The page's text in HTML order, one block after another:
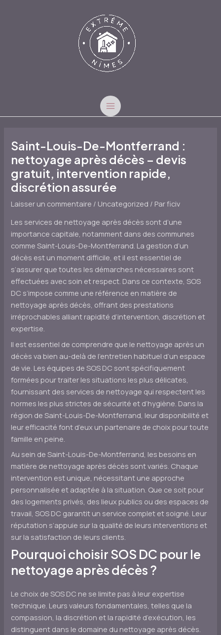
MAIN
Saint-Louis-De-Montferrand :
nettoyage après décès – devis
gratuit, intervention rapide,
discrétion assurée
Laisser un commentaire / Uncategorized / Parficiv
Les services de nettoyage après décès sont d’une
importance capitale, notamment dans des communes
comme Saint-Louis-De-Montferrand. La gestion d’un
décès est un moment difficile, et il est essentiel de
s’assurer que toutes les démarches nécessaires sont
effectuées avec soin et respect. Dans ce contexte, SOS
DC s’impose comme une référence en matière de
nettoyage après décès, offrant des prestations
irréprochables alliant rapidité d’intervention, discrétion et
expertise.
Il est essentiel de comprendre que le nettoyage après un
décès va bien au-delà de l’entretien habituel d’un espace
de vie. Les équipes de SOS DC sont spécifiquement
formées pour traiter les situations les plus délicates,
fournissant des services de nettoyage qui respectent les
normes les plus strictes de sécurité et d’hygiène. Dans la
région de Saint-Louis-De-Montferrand, leur disponibilité et
leur efficacité font d’eux un partenaire de choix pour toute
famille en peine.
Au sein de Saint-Louis-De-Montferrand, les besoins en
matière de nettoyage après décès sont variés. Chaque
intervention est unique, nécessitant une approche
personnalisée et adaptée à la situation. Que ce soit pour
des logements privés, des lieux publics ou des espaces de
travail, SOS DC garantit un service complet et soigné. Leur
réputation s’appuie sur la qualité de leurs interventions et
sur la satisfaction de leurs clients.
Pourquoi choisir SOS DC pour le
nettoyage après décès ?
Le choix de SOS DC ne se limite pas à leur expertise
technique. Leurs valeurs fondamentales, telles que la
compassion, la discrétion et la rapidité d’exécution, les
distinguent dans le domaine du nettoyage après décès.